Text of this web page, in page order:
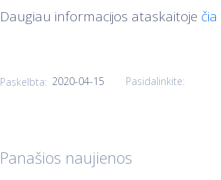
Daugiau informacijos ataskaitoje čia
Paskelbta: 2020-04-15 Pasidalinkite:
Panašios naujienos